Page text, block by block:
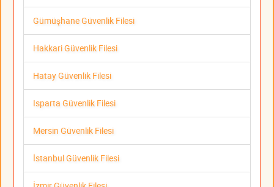
Gümüşhane Güvenlik Filesi
Hakkari Güvenlik Filesi
Hatay Güvenlik Filesi
Isparta Güvenlik Filesi
Mersin Güvenlik Filesi
İstanbul Güvenlik Filesi